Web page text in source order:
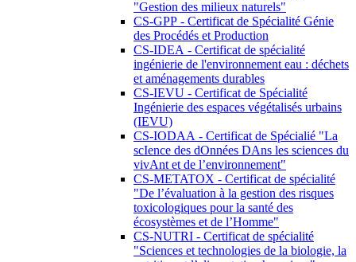
"Gestion des milieux naturels"
CS-GPP - Certificat de Spécialité Génie
des Procédés et Production
CS-IDEA - Certificat de spécialité
ingénierie de l'environnement eau : déchets
et aménagements durables
CS-IEVU - Certificat de Spécialité
Ingénierie des espaces végétalisés urbains
(IEVU)
CS-IODAA - Certificat de Spécialié "La
scIence des dOnnées DAns les sciences du
vivAnt et de l’environnement"
CS-METATOX - Certificat de spécialité
"De l’évaluation à la gestion des risques
toxicologiques pour la santé des
écosystèmes et de l’Homme"
CS-NUTRI - Certificat de spécialité
"Sciences et technologies de la biologie, la